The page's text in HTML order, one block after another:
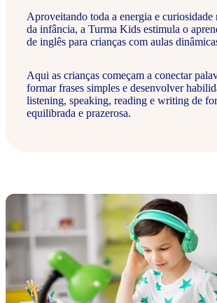
Aproveitando toda a energia e curiosidade
da infância, a Turma Kids estimula o
de inglês para crianças com aulas
Aqui as crianças começam a conectar
formar frases simples e desenvolver
listening, speaking, reading e writing de
equilibrada e prazerosa.